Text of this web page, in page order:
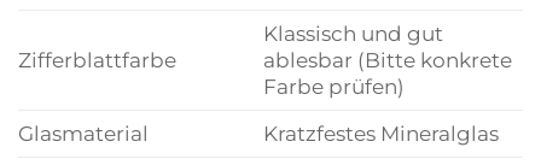
Zifferblattfarbe
Klassisch und gut
ablesbar (Bitte konkrete
Farbe prüfen)
Glasmaterial
Kratzfestes Mineralglas